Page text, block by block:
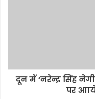
दून में ‘नरेन्द्र सिंह
पर